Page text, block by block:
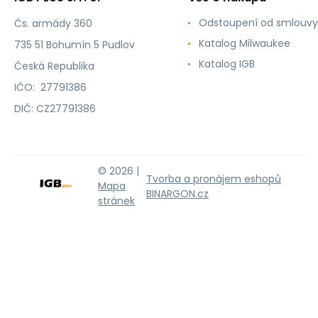
Čs. armády 360
735 51 Bohumín 5 Pudlov
Česká Republika
IČO: 27791386
DIČ: CZ27791386
Odstoupení od smlouvy
Katalog Milwaukee
Katalog IGB
© 2026 |
Mapa
stránek
Tvorba a pronájem eshopů
BINARGON.cz